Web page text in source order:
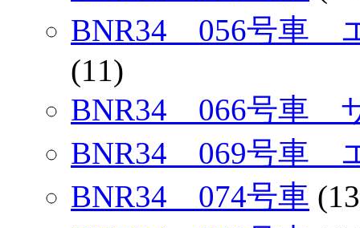
BNR34 056号車
(11)
BNR34 066号車
BNR34 069号車
BNR34 074号車